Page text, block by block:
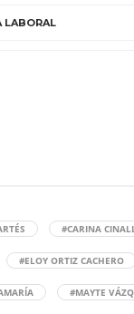
LABORAL
#CARINA
#ELOY ORTIZ CACHERO
#MAYTE